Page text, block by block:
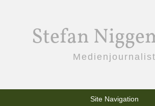
Stefan
Medienjournalist
Site Navigation